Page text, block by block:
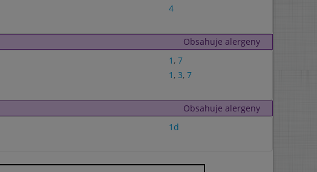
4
Obsahuje alergeny
1 , 7
1 , 3, 7
Obsahuje alergeny
1d